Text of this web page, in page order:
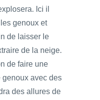
Ici il
genoux et
de laisser le
de la neige.
de faire une
genoux avec des
des allures de